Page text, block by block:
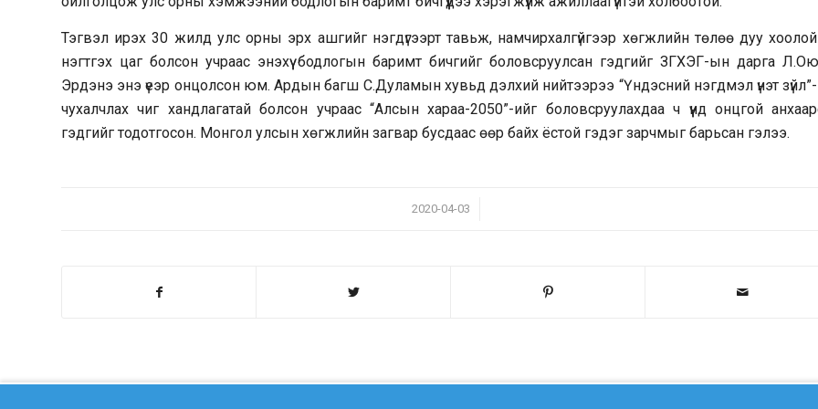
Тэгвэл ирэх 30 жилд улс орны эрх ашгийг нэгдүгээрт тавьж, намчирхалгүйгээр хөгжлийн төлөө дуу
нэгтгэх цаг болсон учраас энэхүү бодлогын баримт бичгийг боловсруулсан гэдгийг ЗГХЭГ-ын дарга
Эрдэнэ энэ үеэр онцолсон юм. Ардын багш С.Дуламын хувьд дэлхий нийтээрээ “Үндэсний нэгдмэл үнэт
чухалчлах чиг хандлагатай болсон учраас “Алсын хараа-2050”-ийг боловсруулахдаа ч үүнд онцгой
гэдгийг тодотгосон. Монгол улсын хөгжлийн загвар бусдаас өөр байх ёстой гэдэг зарчмыг барьсан гэлээ.
2020-04-03
/